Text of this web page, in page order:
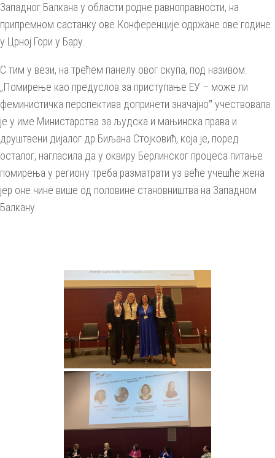
Западног Балкана у области родне равноправности, на
припремном састанку ове Конференције одржане ове године
у Црној Гори у Бару.
С тим у вези, на трећем панелу овог скупа, под називом:
„Помирење као предуслов за приступање ЕУ – може ли
феминистичка перспектива допринети значајноˮ учествовала
је у име Министарства за људска и мањинска права и
друштвени дијалог др Биљана Стојковић, која је, поред
осталог, нагласила да у оквиру Берлинског процеса питање
помирења у региону треба разматрати уз веће учешће жена
јер оне чине више од половине становништва на Западном
Балкану.